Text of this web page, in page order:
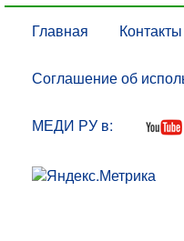
Главная Контакты
Соглашение об
МЕДИ РУ в: